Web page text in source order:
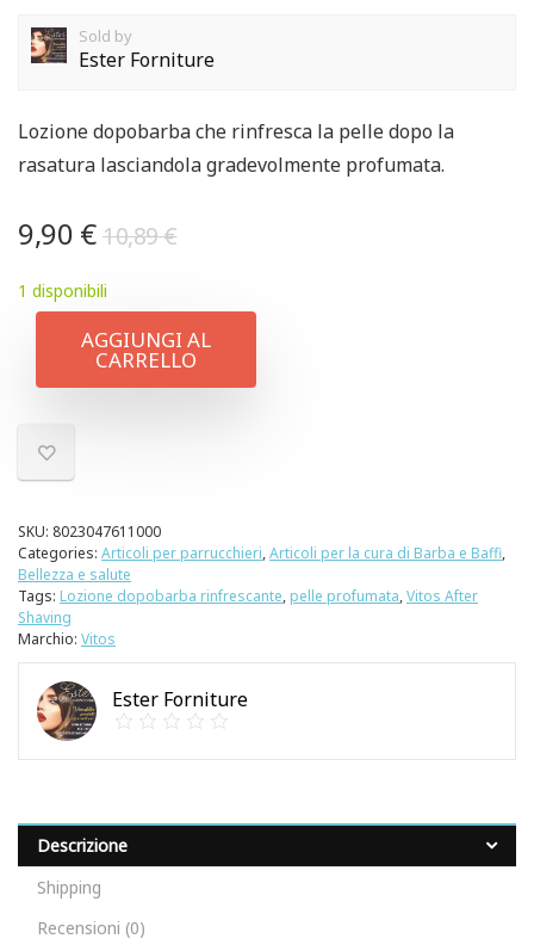
Sold by
Ester Forniture
Lozione dopobarba che rinfresca la pelle dopo la
rasatura lasciandola gradevolmente profumata.
10,89€
9,90 €
1 disponibili
AGGIUNGI AL
CARRELLO
SKU: 8023047611000
Categories: Articoli per parrucchieri,Articoli per la cura di Barba e Baffi,
Bellezza e salute
Tags: Lozione dopobarba rinfrescante, pelle profumata,Vitos After
Shaving
Marchio: Vitos
Ester Forniture
Descrizione
Shipping
Recensioni (0)